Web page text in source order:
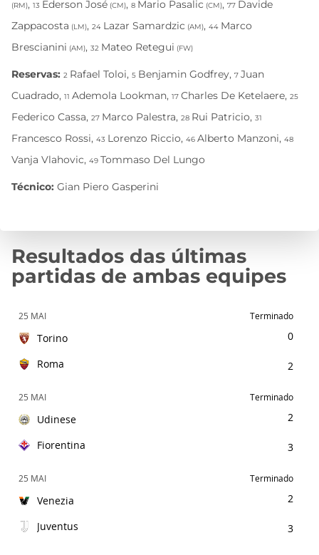
Resultados das últimas
partidas de ambas equipes
25 MAI Terminado
Torino
Roma
0
2
25 MAI Terminado
Udinese
Fiorentina
2
3
25 MAI Terminado
Venezia
Juventus
2
3